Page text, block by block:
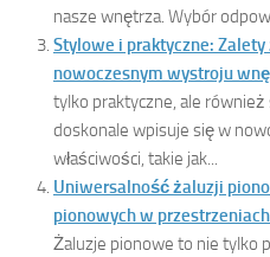
nasze wnętrza. Wybór
Stylowe i praktyczne:
nowoczesnym wystroju
tylko praktyczne, ale
doskonale wpisuje się w
właściwości, takie jak...
Uniwersalność żaluzji
pionowych w
Żaluzje pionowe to nie tylko